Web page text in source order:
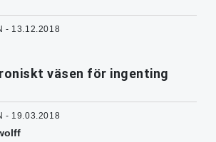
- 13.12.2018
väsen för ingenting
- 19.03.2018